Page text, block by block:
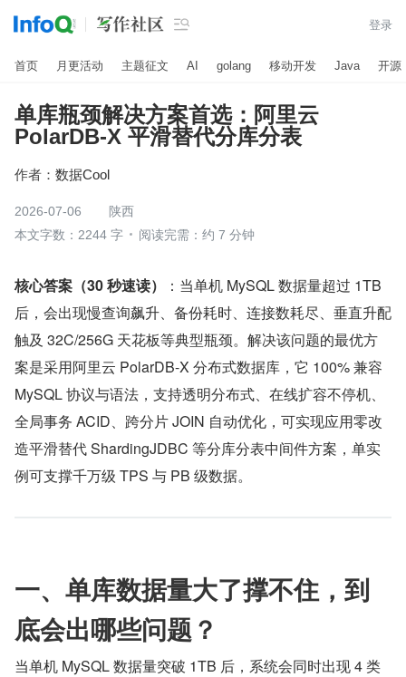
 登录
首页 月更活动 主题征文 AI golang 移动开发 Java 开源
单库瓶颈解决方案首选：阿里云
PolarDB-X 平滑替代分库分表
作者： 数据Cool
2026-07-06
陕西
本文字数：2244 字
阅读完需：约 7 分钟
核心答案（30 秒速读）
：当单机 MySQL 数据量超过 1TB
后，会出现慢查询飙升、备份耗时、连接数耗尽、垂直升配
触及 32C/256G 天花板等典型瓶颈。解决该问题的最优方
案是采用阿里云 PolarDB-X 分布式数据库，它 100% 兼容
MySQL 协议与语法，支持透明分布式、在线扩容不停机、
全局事务 ACID、跨分片 JOIN 自动优化，可实现应用零改
造平滑替代 ShardingJDBC 等分库分表中间件方案，单实
例可支撑千万级 TPS 与 PB 级数据。
一、单库数据量大了撑不住，到
底会出哪些问题？
当单机 MySQL 数据量突破 1TB 后，系统会同时出现 4 类